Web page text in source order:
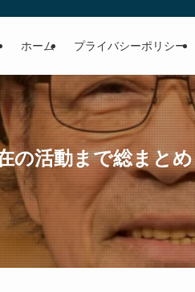
ホーム プライバシーポリシー
の活動まで総まと